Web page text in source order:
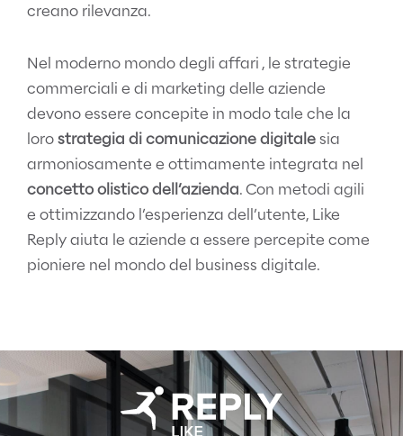
creano rilevanza.
Nel moderno mondo degli affari , le strategie
commerciali e di marketing delle aziende
devono essere concepite in modo tale che la
lorostrategia di comunicazione digitalesia
armoniosamente e ottimamente integrata nel
concetto olistico dell’azienda. Con metodi agili
e ottimizzando l’esperienza dell’utente, Like
Reply aiuta le aziende a essere percepite come
pioniere nel mondo del business digitale.